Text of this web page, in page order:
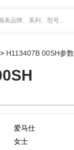
表品牌、系列、型号...
> H113407B 00SH参数
爱马仕
女士